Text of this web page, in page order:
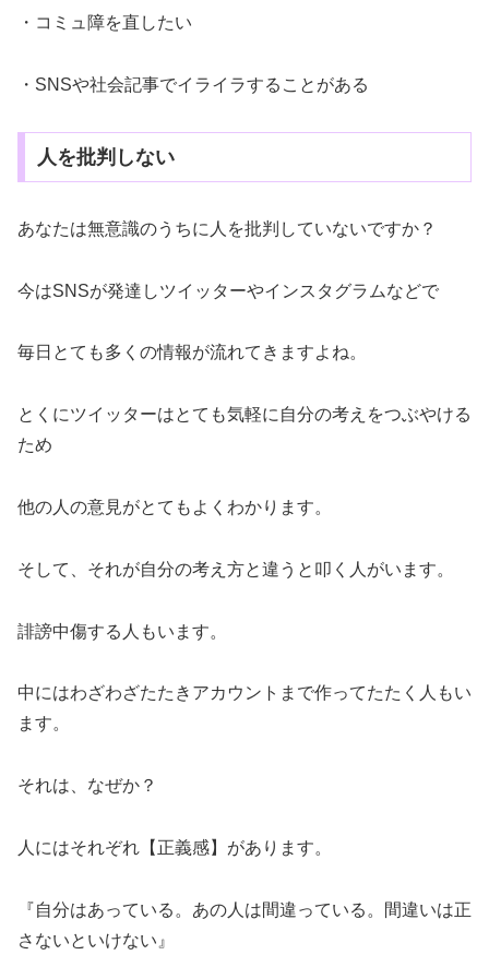
・コミュ障を直したい
・SNSや社会記事でイライラすることがある
人を批判しない
あなたは無意識のうちに人を批判していないですか？
今はSNSが発達しツイッターやインスタグラムなどで
毎日とても多くの情報が流れてきますよね。
とくにツイッターはとても気軽に自分の考えをつぶやける
ため
他の人の意見がとてもよくわかります。
そして、それが自分の考え方と違うと叩く人がいます。
誹謗中傷する人もいます。
中にはわざわざたたきアカウントまで作ってたたく人もい
ます。
それは、なぜか？
人にはそれぞれ【正義感】があります。
『自分はあっている。あの人は間違っている。間違いは正
さないといけない』